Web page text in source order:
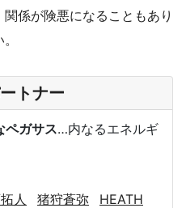
係が険悪になることもあり
トナー
ペガサス…内なるエネルギ
人 猪狩蒼弥
HEATH